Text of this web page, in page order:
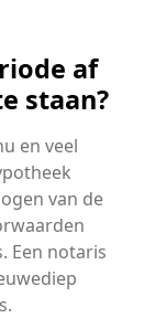
af
staan?
en veel
van de
Een notaris